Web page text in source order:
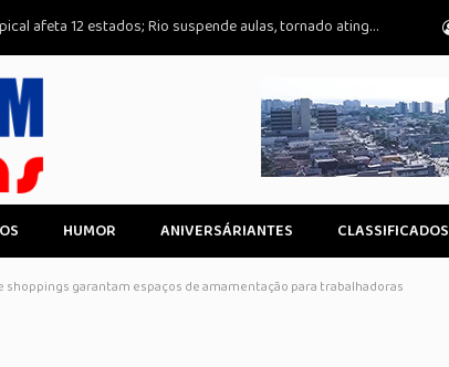
Ciclone extratropical afeta 12 estados; Rio suspende aulas, tornado atinge RS
HUMOR ANIVERSÁRIANTES CLASSIFICADOS
shoppings garantam espaços de amamentação para trabalhadoras